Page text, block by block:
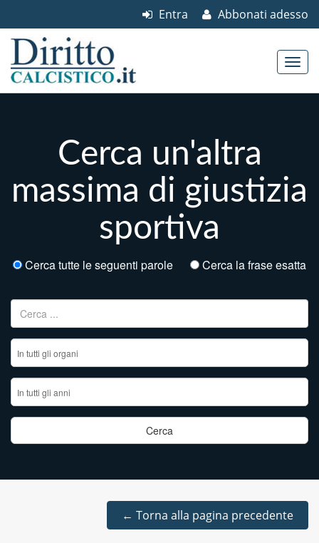
Abbonati adesso
Entra
Cerca un'altra
massima di giustizia
sportiva
Cerca tutte le seguenti parole Cerca la frase esatta
Ricerca per:
← Torna alla pagina precedente